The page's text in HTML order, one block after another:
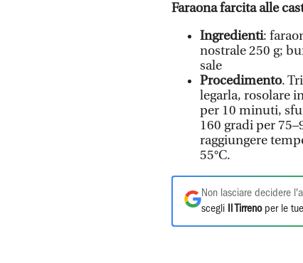
Faraona farcita alle
Ingredienti:
nostrale 250 g;
sale
Procedimento.
legarla, rosolare
per 10 minuti,
160 gradi per
raggiungere
55°C.
Non lasciare decidere
scegli
Il Tirrenoper le tue